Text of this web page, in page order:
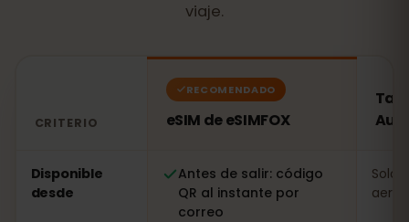
viaje.
CRITERIO
RECOMENDADO
eSIM de eSIMFOX
Disponible
desde
Antes de salir: código
QR al instante por
correo
Solo